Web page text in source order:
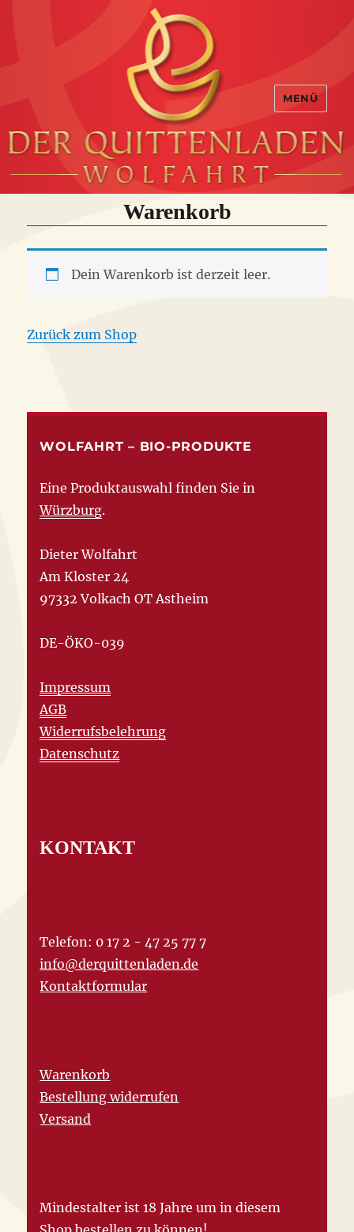
MENÜ
Warenkorb
Dein Warenkorb ist derzeit leer.
Zurück zum Shop
WOLFAHRT – BIO-PRODUKTE
Eine Produktauswahl finden Sie in
Würzburg.
Dieter Wolfahrt
Am Kloster 24
97332 Volkach OT Astheim
DE-ÖKO-039
Impressum
AGB
Widerrufsbelehrung
Datenschutz
KONTAKT
Telefon: 0 17 2 - 47 25 77 7
info@derquittenladen.de
Kontaktformular
Warenkorb
Bestellung widerrufen
Versand
Mindestalter ist 18 Jahre um in diesem